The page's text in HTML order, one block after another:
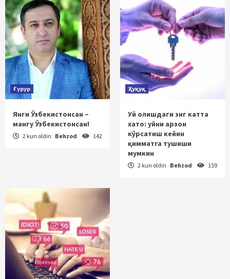
Ғурур
Янги Ўзбекистонсан –
мангу Ўзбекистонсан!
2 kun oldin Behzod 142
Ҳуқуқ
Уй олишдаги энг катта
хато: уйни арзон
кўрсатиш кейин
қимматга тушиши
мумкин
2 kun oldin Behzod 159